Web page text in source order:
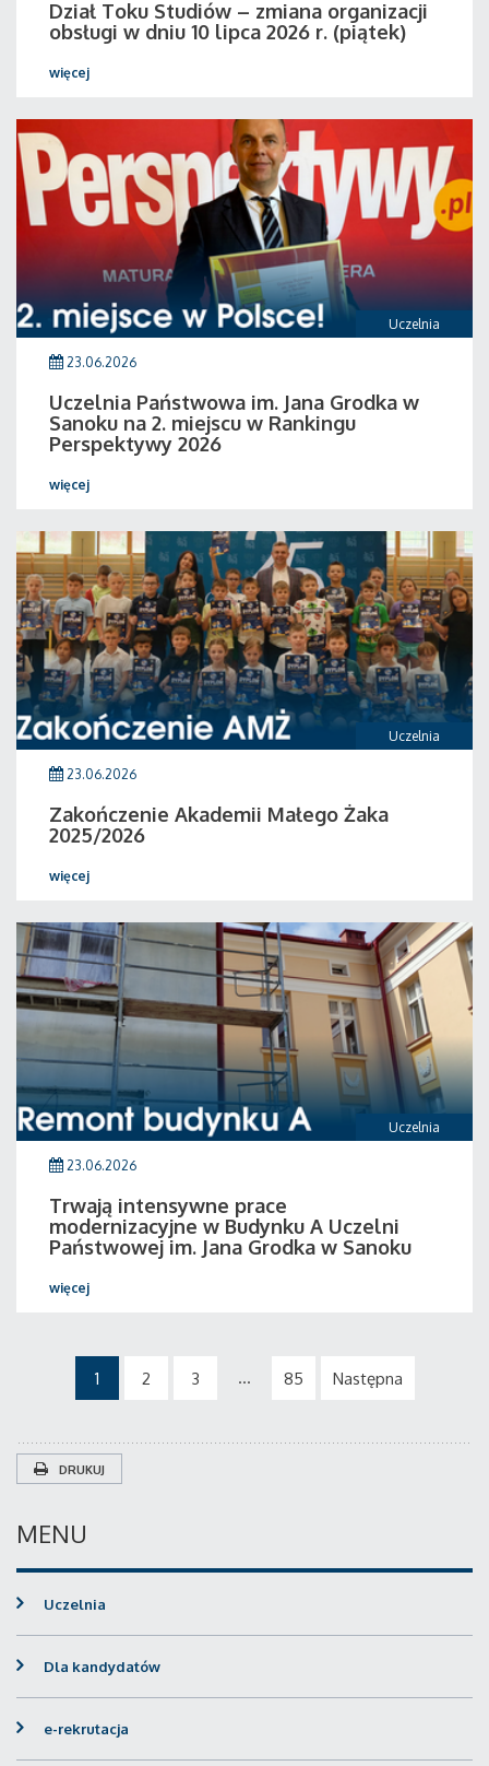
Dział Toku Studiów – zmiana organizacji
obsługi w dniu 10 lipca 2026 r. (piątek)
więcej
Uczelnia
23.06.2026
Uczelnia Państwowa im. Jana Grodka w
Sanoku na 2. miejscu w Rankingu
Perspektywy 2026
więcej
Uczelnia
23.06.2026
Zakończenie Akademii Małego Żaka
2025/2026
więcej
Uczelnia
23.06.2026
Trwają intensywne prace
modernizacyjne w Budynku A Uczelni
Państwowej im. Jana Grodka w Sanoku
więcej
1 2 3 ... 85 Następna
DRUKUJ
MENU
Uczelnia
Dla kandydatów
e-rekrutacja